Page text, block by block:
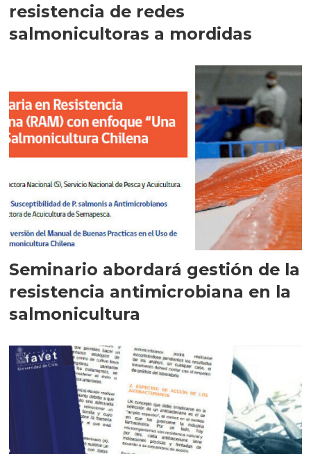
resistencia de redes
salmonicultoras a mordidas
Seminario abordará gestión de la
resistencia antimicrobiana en la
salmonicultura